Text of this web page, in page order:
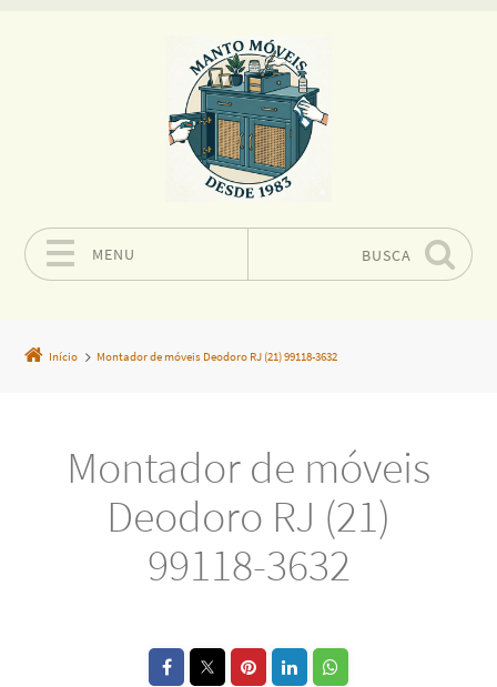
MENU BUSCA
Início Montador de móveis Deodoro RJ (21) 99118-3632
Montador de móveis
Deodoro RJ (21)
99118-3632